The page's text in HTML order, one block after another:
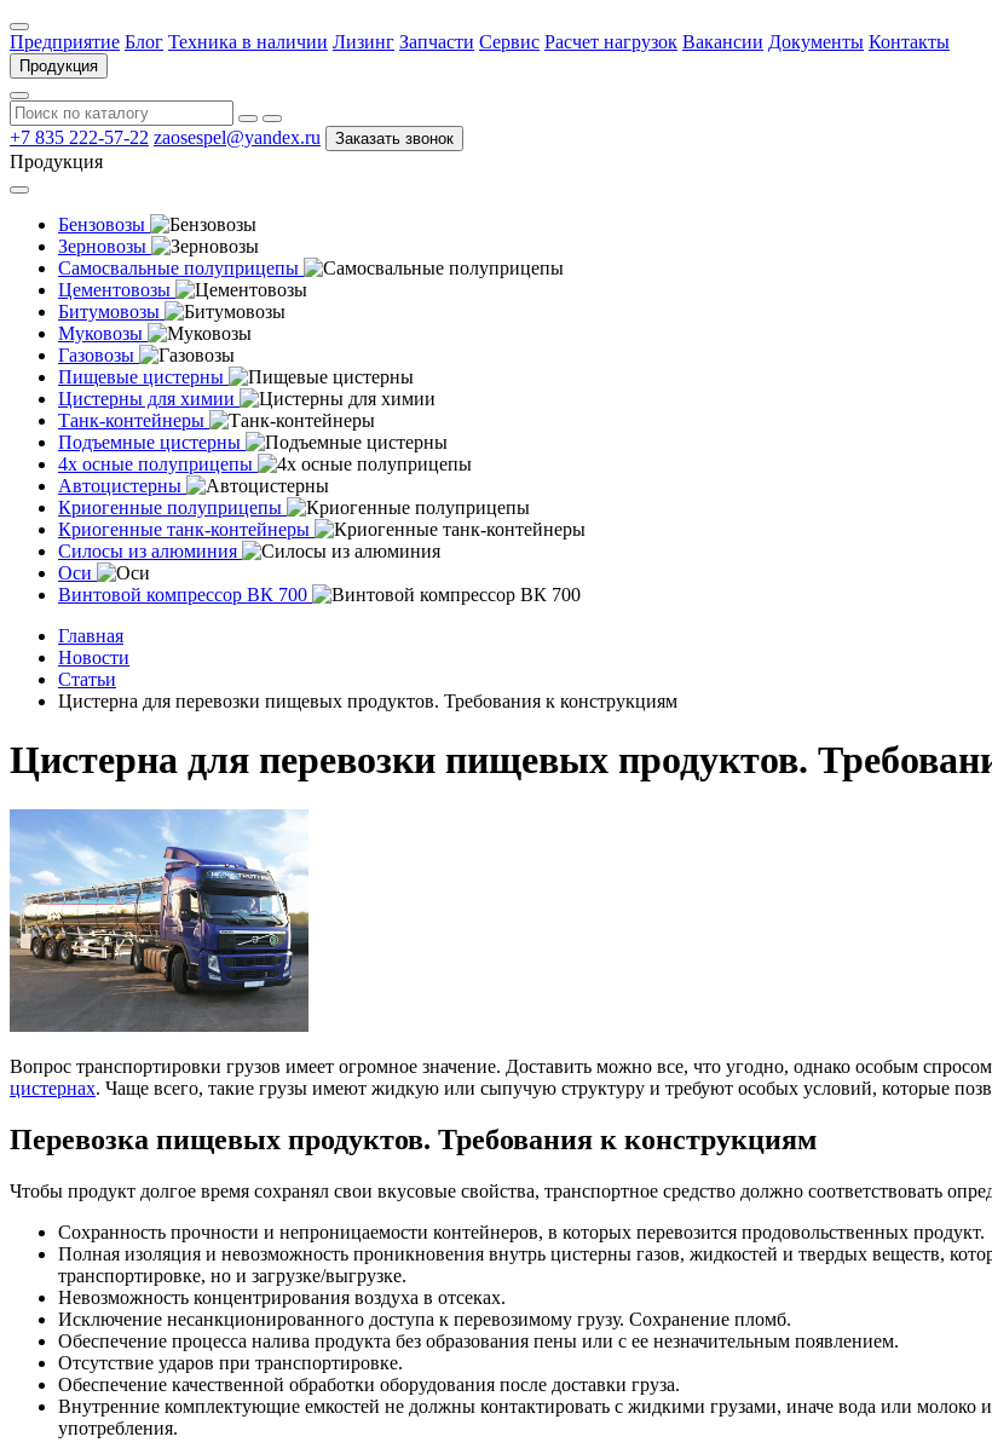
Предприятие Блог Техника в наличии Лизинг Запчасти Сервис Расчет нагрузок Вакансии Документы Контакты
Продукция
+7 835 222-57-22 zaosespel@yandex.ru Заказать звонок
Продукция
Бензовозы
Зерновозы
Самосвальные полуприцепы
Цементовозы
Битумовозы
Муковозы
Газовозы
Пищевые цистерны
Цистерны для химии
Танк-контейнеры
Подъемные цистерны
4х осные полуприцепы
Автоцистерны
Криогенные полуприцепы
Криогенные танк-контейнеры
Силосы из алюминия
Оси
Винтовой компрессор ВК 700
Главная
Новости
Статьи
Цистерна для перевозки пищевых продуктов. Требования к конструкциям
Цистерна для перевозки пищевых продуктов.
Вопрос транспортировки грузов имеет огромное значение. Доставить можно все, что угодно, однако особым
цистернах. Чаще всего, такие грузы имеют жидкую или сыпучую структуру и требуют особых условий, которые
Перевозка пищевых продуктов. Требования к конструкциям
Чтобы продукт долгое время сохранял свои вкусовые свойства, транспортное средство должно соответствовать
Сохранность прочности и непроницаемости контейнеров, в которых перевозится продовольственных продукт.
Полная изоляция и невозможность проникновения внутрь цистерны газов, жидкостей и твердых веществ,
транспортировке, но и загрузке/выгрузке.
Невозможность концентрирования воздуха в отсеках.
Исключение несанкционированного доступа к перевозимому грузу. Сохранение пломб.
Обеспечение процесса налива продукта без образования пены или с ее незначительным появлением.
Отсутствие ударов при транспортировке.
Обеспечение качественной обработки оборудования после доставки груза.
Внутренние комплектующие емкостей не должны контактировать с жидкими грузами, иначе вода или молоко
употребления.